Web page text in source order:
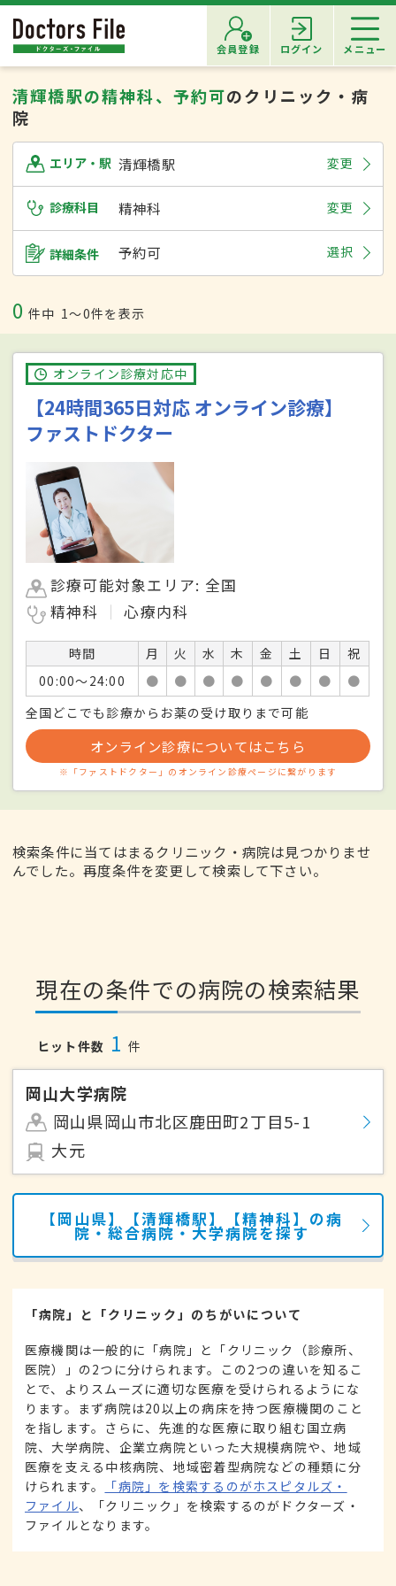
会員登録 ログイン メニュー
清輝橋駅の精神科、予約可のクリニック・病
院
エリア・駅 清輝橋駅 変更
診療科目 精神科 変更
詳細条件 予約可 選択
0 件中 1〜0件を表示
オンライン診療対応中
【24時間365日対応 オンライン診療】
ファストドクター
診療可能対象エリア: 全国
精神科
心療内科
時間 月 火 水 木 金 土 日
祝
00:00〜24:00
● ● ● ● ● ● ●
●
全国どこでも診療からお薬の受け取りまで可能
オンライン診療についてはこちら
※「ファストドクター」のオンライン診療ページに繋がります
検索条件に当てはまるクリニック・病院は見つかりませ
んでした。再度条件を変更して検索して下さい。
現在の条件での病院の検索結果
ヒット件数 1 件
岡山大学病院
岡山県岡山市北区鹿田町2丁目5-1
大元
【岡山県】【清輝橋駅】【精神科】の病
院・総合病院・大学病院を探す
「病院」と「クリニック」のちがいについて
医療機関は一般的に「病院」と「クリニック（診療所、
医院）」の2つに分けられます。この2つの違いを知るこ
とで、よりスムーズに適切な医療を受けられるようにな
ります。まず病院は20以上の病床を持つ医療機関のこと
を指します。さらに、先進的な医療に取り組む国立病
院、大学病院、企業立病院といった大規模病院や、地域
医療を支える中核病院、地域密着型病院などの種類に分
けられます。
「病院」を検索するのがホスピタルズ・
ファイル、「クリニック」を検索するのがドクターズ・
ファイルとなります。